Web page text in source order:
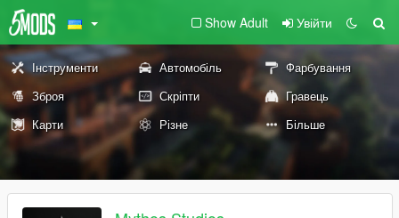
Show Adult Увійти
Інструменти Автомобіль
Фарбування
Зброя
Скріпти
Гравець
Карти
Різне Більше